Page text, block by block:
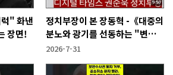
" 화낸
장면!
정치부장이 본 장동혁 -《대중의
분노와 광기를 선동하는 "변종
인민주주의자"》
2026-7-31